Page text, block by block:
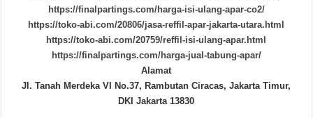
https://finalpartings.com/harga-isi-ulang-apar-co2/
https://toko-abi.com/20806/jasa-reffil-apar-jakarta-utara.html
https://toko-abi.com/20759/reffil-isi-ulang-apar.html
https://finalpartings.com/harga-jual-tabung-apar/
Alamat
Jl. Tanah Merdeka VI No.37, Rambutan Ciracas, Jakarta Timur,
DKI Jakarta 13830